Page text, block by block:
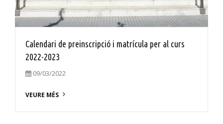
Calendari de preinscripció i matrícula per al curs
2022-2023
09/03/2022
VEURE MÉS